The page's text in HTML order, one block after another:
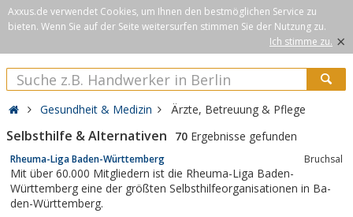
Axxus.de verwendet Cookies, um Ihnen den bestmöglichen Service zu
bieten. Wenn Sie auf der Seite weitersurfen stimmen Sie der Nutzung zu.
Ich stimme zu. ×
Gesundheit & Medizin Ärzte, Betreuung & Pflege
Selbsthilfe & Alternativen 70 Ergebnisse gefunden
Rheuma-Liga Baden-Württemberg Bruchsal
Mit über 60.000 Mitgliedern ist die Rheu­ma-Liga Baden-
Württemberg eine der größ­ten Selbst­hilfe­orga­nisationen in Ba­
den-Württemberg.